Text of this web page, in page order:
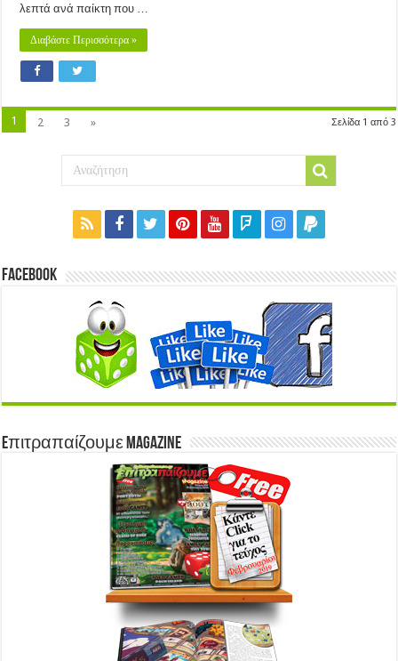
λεπτά ανά παίκτη που …
Διαβάστε Περισσότερα »
Σελίδα 1 από 3
1 2 3 »
Facebook
Eπιτραπαίζουμε Magazine